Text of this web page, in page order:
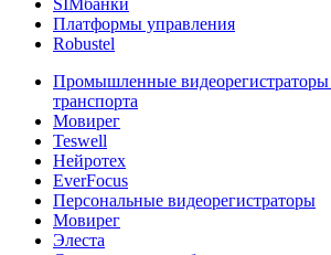
SIMбанки
Платформы управления
Robustel
Промышленные видеорегистраторы
транспорта
Мовирег
Teswell
Нейротех
EverFocus
Персональные видеорегистраторы
Мовирег
Элеста